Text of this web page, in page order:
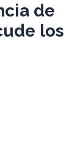
de
los